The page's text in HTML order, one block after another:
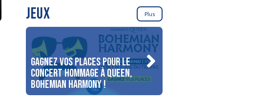
JEUX Plus
Gagnez vos places pour le
concert Hommage à Queen,
Bohemian Harmony !